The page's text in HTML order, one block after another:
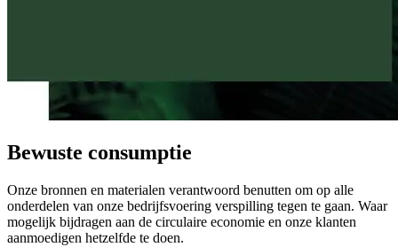
Bewuste consumptie
Onze bronnen en materialen verantwoord benutten om op alle
onderdelen van onze bedrijfsvoering verspilling tegen te gaan. Waar
mogelijk bijdragen aan de circulaire economie en onze klanten
aanmoedigen hetzelfde te doen.